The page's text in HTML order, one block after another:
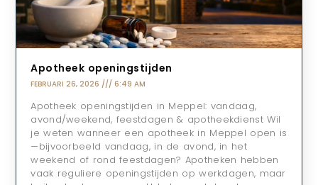
Apotheek openingstijden
FEBRUARI 26, 2026 6:49 AM
Apotheek openingstijden in Meppel: vandaag,
avond/weekend, feestdagen & apotheekdienst Wil
je weten wanneer een apotheek in Meppel open is
—bijvoorbeeld vandaag, in de avond, in het
weekend of rond feestdagen? Apotheken hebben
vaak reguliere openingstijden op werkdagen, maar